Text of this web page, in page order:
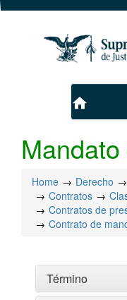
home
Home Derecho
Contratos
Contratos de
Contrato de
Término